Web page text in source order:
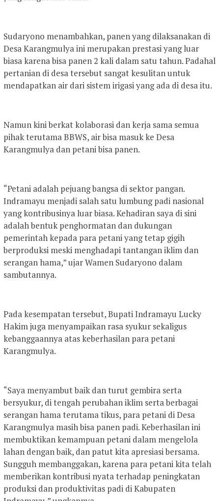
Sudaryono menambahkan, panen yang dilaksanakan di
Desa Karangmulya ini merupakan prestasi yang luar
biasa karena bisa panen 2 kali dalam satu tahun. Padahal
pertanian di desa tersebut sangat kesulitan untuk
mendapatkan air dari sistem irigasi yang ada di desa itu.
Namun kini berkat kolaborasi dan kerja sama semua
pihak terutama BBWS, air bisa masuk ke Desa
Karangmulya dan petani bisa panen.
“Petani adalah pejuang bangsa di sektor pangan.
Indramayu menjadi salah satu lumbung padi nasional
yang kontribusinya luar biasa. Kehadiran saya di sini
adalah bentuk penghormatan dan dukungan
pemerintah kepada para petani yang tetap gigih
berproduksi meski menghadapi tantangan iklim dan
serangan hama,” ujar Wamen Sudaryono dalam
sambutannya.
Pada kesempatan tersebut, Bupati Indramayu Lucky
Hakim juga menyampaikan rasa syukur sekaligus
kebanggaannya atas keberhasilan para petani
Karangmulya.
“Saya menyambut baik dan turut gembira serta
bersyukur, di tengah perubahan iklim serta berbagai
serangan hama terutama tikus, para petani di Desa
Karangmulya masih bisa panen padi. Keberhasilan ini
membuktikan kemampuan petani dalam mengelola
lahan dengan baik, dan patut kita apresiasi bersama.
Sungguh membanggakan, karena para petani kita telah
memberikan kontribusi nyata terhadap peningkatan
produksi dan produktivitas padi di Kabupaten